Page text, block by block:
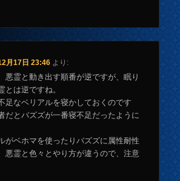
月17日 23:46 より:
悪霊と動き出す順番が逆ですが、眠り
とは逆ですね。
足なベリアルを寝かしておくのです
だとバズズが一番寝不足だったように
がベホマを使ったりバズズに属性耐性
悪霊と色々とやり方が違うので、注意